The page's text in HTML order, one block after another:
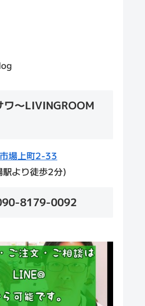
ワ～LIVINGROOM
場上町2-33
より徒歩2分)
8179-0092